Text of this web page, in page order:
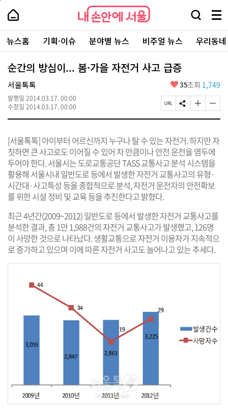
본
로
가
내
손
안
에
서
울
-
서
울
시
대
표
소
털
내
손
에
울
검
창
열
기
메
뉴
전
체
보
주
요
서
뉴스홈 기획·이슈 분야별 뉴스 비주얼 뉴스 우리동
순간의 방심이... 봄·가을 자전거 사고 급증
서울톡톡
발행일 2014.03.17. 00:00
수정일 2014.03.17. 00:00
좋
요
35조회 1,749
페
이
R
L
복
사
S
N
유
하
기
글
자
크
게
변
경
하
기
글
자
작
게
변
경
하
기
[서울톡톡] 아이부터 어르신까지 누구나 탈 수 있는 자전거. 하지만 자
칫하면 큰 사고로도 이어질 수 있어 차 만큼이나 안전 운전을 염두에
두어야 한다. 서울시는 도로교통공단 TASS 교통사고 분석 시스템을
활용해 서울시내 일반도로 등에서 발생한 자전거 교통사고의 유형·
시간대·사고특성 등을 종합적으로 분석, 자전거 운전자의 안전확보
를 위한 시설 정비 및 교육 등을 추진한다고 밝혔다.
최근 4년간(2009~2012) 일반도로 등에서 발생한 자전거 교통사고를
분석한 결과, 총 1만 1,988건의 자전거 교통사고가 발생했고, 126명
이 사망한 것으로 나타났다. 생활교통으로 자전거 이용자가 지속적으
로 증가하고 있으며 이에 따른 자전거 사고도 늘어나고 있는 추세다.
페
상
단
로